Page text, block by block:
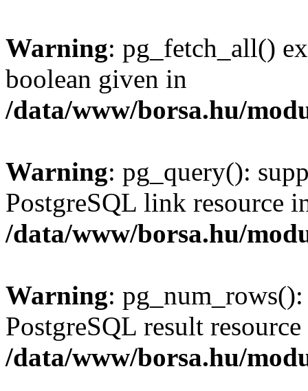
Warning: pg_fetch_all()
boolean given in
/data/www/borsa.hu/
Warning: pg_query():
PostgreSQL link resource
/data/www/borsa.hu/
Warning:
PostgreSQL result
/data/www/borsa.hu/